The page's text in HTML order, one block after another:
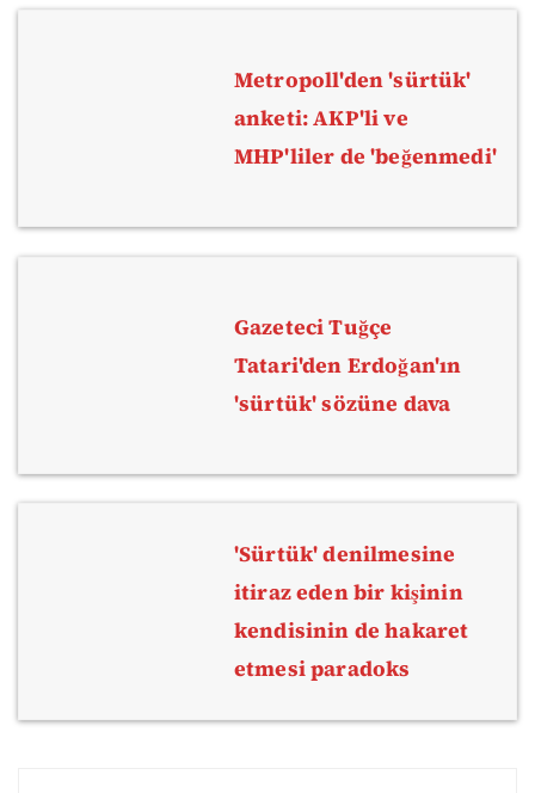
Metropoll'den 'sürtük'
anketi: AKP'li ve
MHP'liler de 'beğenmedi'
Gazeteci Tuğçe
Tatari'den Erdoğan'ın
'sürtük' sözüne dava
'Sürtük' denilmesine
itiraz eden bir kişinin
kendisinin de hakaret
etmesi paradoks